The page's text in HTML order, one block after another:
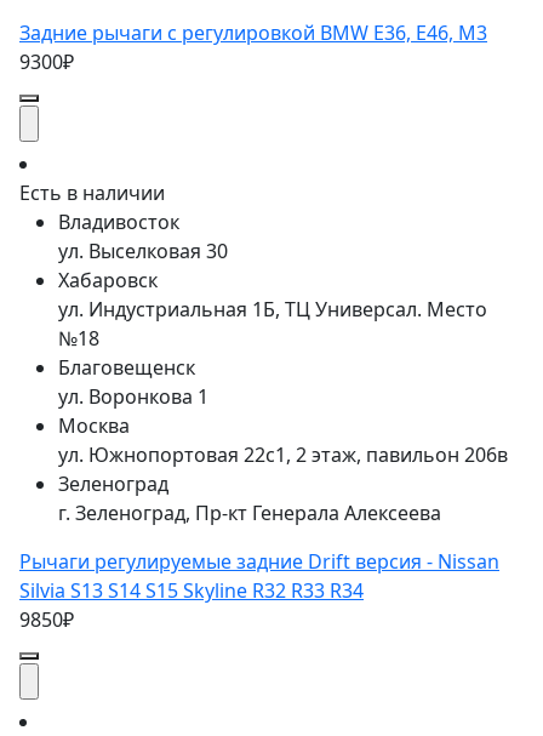
Задние рычаги с регулировкой BMW E36, E46, M3
9300₽
Есть в наличии
Владивосток
ул. Выселковая 30
Хабаровск
ул. Индустриальная 1Б, ТЦ Универсал. Место
№18
Благовещенск
ул. Воронкова 1
Москва
ул. Южнопортовая 22с1, 2 этаж, павильон 206в
Зеленоград
г. Зеленоград, Пр-кт Генерала Алексеева
Рычаги регулируемые задние Drift версия - Nissan
Silvia S13 S14 S15 Skyline R32 R33 R34
9850₽